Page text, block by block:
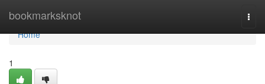
bookmarksknot
Home
Home
1